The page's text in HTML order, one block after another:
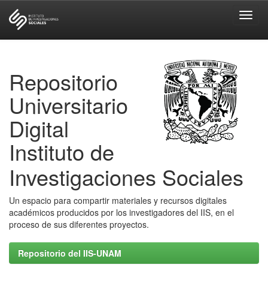
Repositorio
Universitario
Digital
Instituto de
Investigaciones Sociales
Un espacio para compartir materiales y recursos digitales
académicos producidos por los investigadores del IIS, en el
proceso de sus diferentes proyectos.
Repositorio del IIS-UNAM